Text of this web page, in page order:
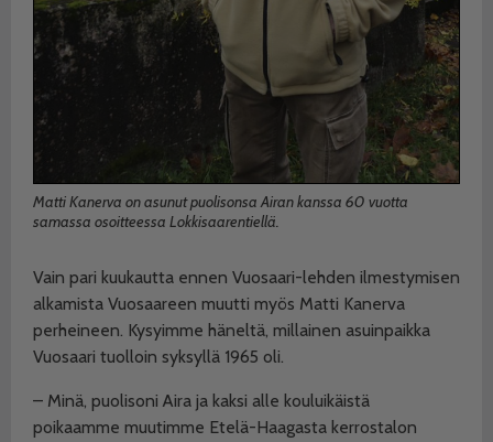
Matti Kanerva on asunut puolisonsa Airan kanssa 60 vuotta
samassa osoitteessa Lokkisaarentiellä.
Vain pari kuukautta ennen Vuosaari-lehden ilmestymisen
alkamista Vuosaareen muutti myös Matti Kanerva
perheineen. Kysyimme häneltä, millainen asuinpaikka
Vuosaari tuolloin syksyllä 1965 oli.
– Minä, puolisoni Aira ja kaksi alle kouluikäistä
poikaamme muutimme Etelä-Haagasta kerrostalon